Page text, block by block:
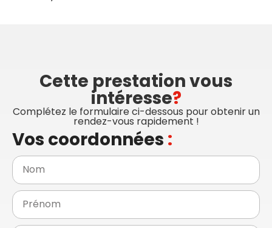
Cette prestation vous
intéresse?
Complétez le formulaire ci-dessous pour obtenir un
rendez-vous rapidement !
Vos coordonnées :